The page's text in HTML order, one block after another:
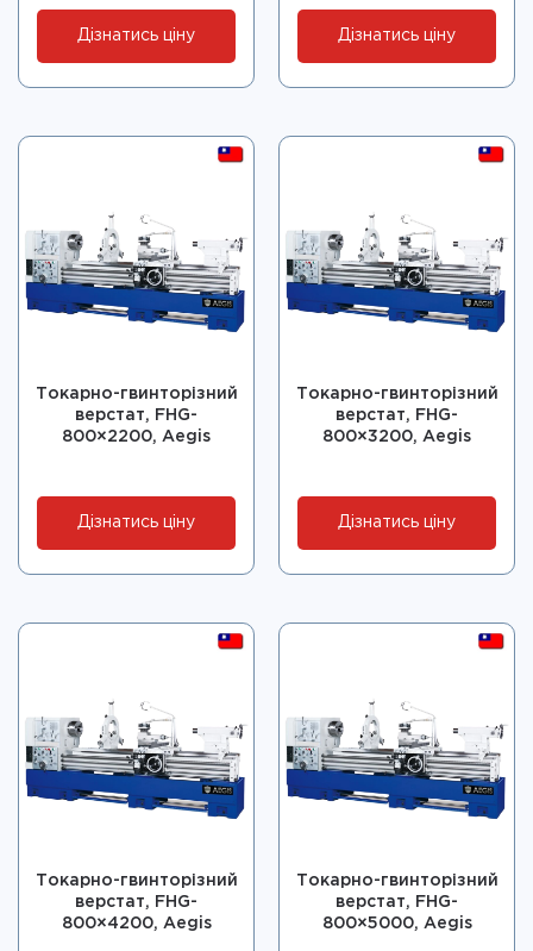
Дізнатись ціну Дізнатись ціну
Токарно-гвинторізний
верстат, FHG-
800×2200, Aegis
Дізнатись ціну
Токарно-гвинторізний
верстат, FHG-
800×3200, Aegis
Дізнатись ціну
Токарно-гвинторізний
верстат, FHG-
800×4200, Aegis
Токарно-гвинторізний
верстат, FHG-
800×5000, Aegis